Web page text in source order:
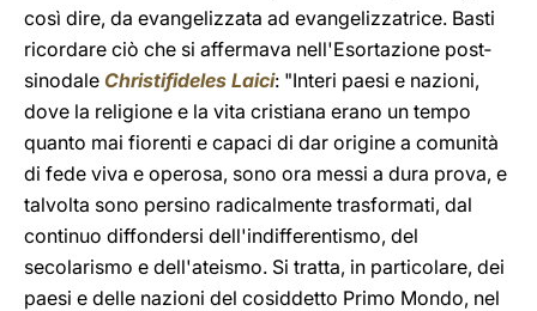
così dire, da evangelizzata ad evangelizzatrice. Basti
ricordare ciò che si affermava nell'Esortazione post­
sinodale Christifideles Laici: "Interi paesi e nazioni,
dove la religione e la vita cristiana erano un tempo
quanto mai fiorenti e capaci di dar origine a comunità
di fede viva e operosa, sono ora messi a dura prova, e
talvolta sono persino radicalmente trasformati, dal
continuo diffondersi dell'indifferentismo, del
secolarismo e dell'ateismo. Si tratta, in particolare, dei
paesi e delle nazioni del cosiddetto Primo Mondo, nel